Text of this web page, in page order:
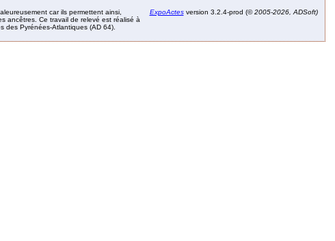
car ils permettent ainsi,
ancêtres. Ce travail de relevé est réalisé à
des Pyrénées-Atlantiques (AD 64).
ExpoActesversion 3.2.4-prod (©2005-2026, ADSoft)